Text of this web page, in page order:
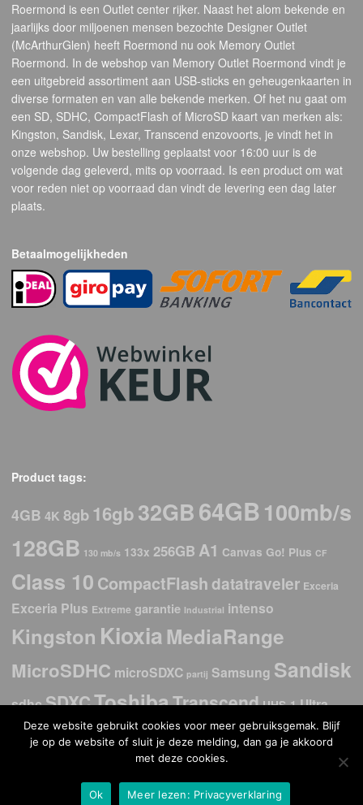
Roermond is een Outlet center rijker. Naast het alom bekende en
jaarlijks door miljoenen mensen bezochte Designer Outlet
(McArthurGlen) heeft Roermond nu ook Memory Outlet
Roermond. In de webshop van Memory Outlet Roermond vindt je
een uitgebreid assortiment aan USB-sticks en geheugenkaarten in
diverse formaten en van alle bekende merken. Of het nu gaat om
een SD, SDHC, CompactFlash of MicroSD kaart van merken als:
Kingston, Sandisk, Lexar, Transcend enzovoorts, je vindt het in
onze webshop. Uw bestelling geplaatst voor 16:00 uur is de
volgende dag geleverd, mits op voorraad. Is een product om wat
voor reden niet op voorraad dan vindt de levering een dag later
plaats.
Betaalmogelijkheden
Product tags:
4GB 4K 8gb16gb32GB64GB100mb/s
128GB 130 mb/s 133x 256GB A1 Canvas Go! Plus CF
Class 10 CompactFlash datatraveler Exceria
Exceria Plus Extreme garantie Industrial intenso
Kingston Kioxia MediaRange
MicroSDHC microSDXC partij Samsung Sandisk
sdhcSDXCToshibaTranscend UHS-1 Ultra
USB-C USb 2.0USB 3.0 USB 3.1 USB 3.2USB
Deze website gebruikt cookies voor meer gebruiksgemak. Blijf
je op de website of sluit je deze melding, dan ga je akkoord
met deze cookies.
Ok Meer lezen: Privacyverklaring